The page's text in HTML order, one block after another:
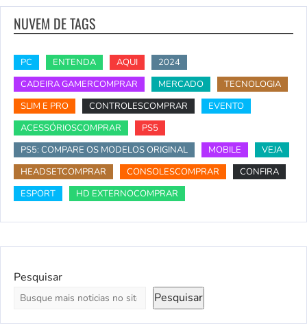
NUVEM DE TAGS
PC ENTENDA AQUI
2024
CADEIRA GAMERCOMPRAR
MERCADO
TECNOLOGIA
SLIM E PRO
CONTROLESCOMPRAR
EVENTO
ACESSÓRIOSCOMPRAR
PS5
PS5: COMPARE OS MODELOS ORIGINAL
MOBILE
VEJA
HEADSETCOMPRAR
CONSOLESCOMPRAR
CONFIRA
ESPORT
HD EXTERNOCOMPRAR
Pesquisar
Pesquisar